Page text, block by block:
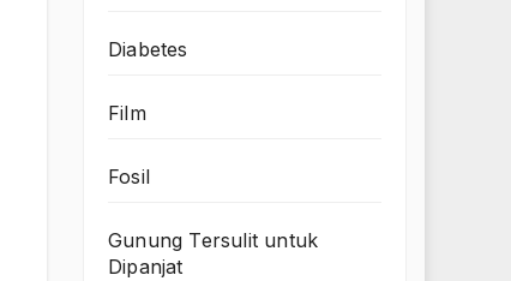
Diabetes
Film
Fosil
Gunung Tersulit untuk
Dipanjat